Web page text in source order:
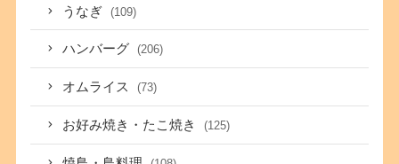
うなぎ (109)
ハンバーグ (206)
オムライス (73)
お好み焼き・たこ焼き (125)